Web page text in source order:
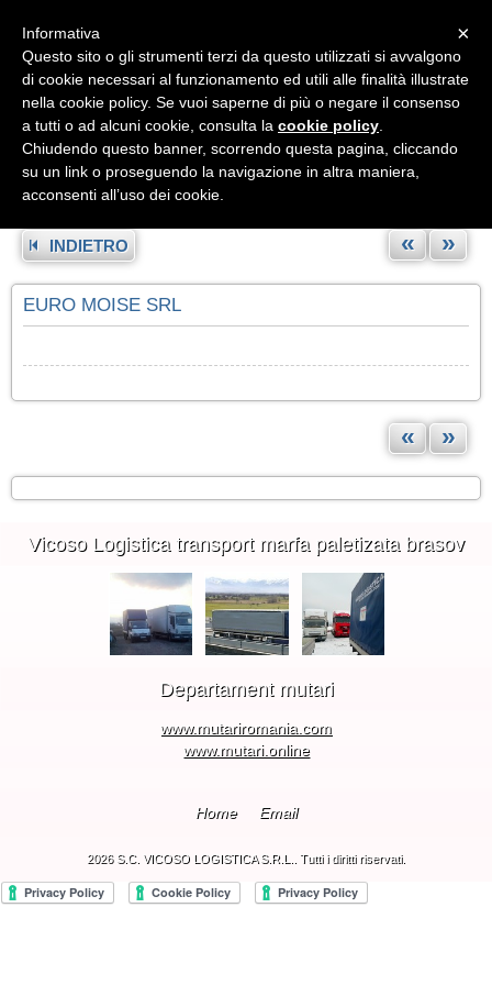
INDIETRO « »
EURO MOISE SRL
« »
Vicoso Logistica transport marfa paletizata brasov
Departament mutari
www.mutariromania.com
www.mutari.online
Home Email
2026 S.C. VICOSO LOGISTICA S.R.L.. Tutti i diritti riservati.
×
Informativa
Questo sito o gli strumenti terzi da questo utilizzati si avvalgono
di cookie necessari al funzionamento ed utili alle finalità illustrate
nella cookie policy. Se vuoi saperne di più o negare il consenso
a tutti o ad alcuni cookie, consulta la cookie policy
Chiudendo questo banner, scorrendo questa pagina, cliccando
su un link o proseguendo la navigazione in altra maniera,
acconsenti all’uso dei cookie.